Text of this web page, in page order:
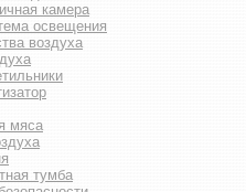
камера
освещения
воздуха
мяса
тумба